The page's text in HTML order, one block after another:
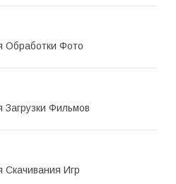
Обработки Фото
Фильмов
Скачивания Игр